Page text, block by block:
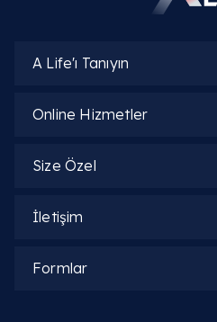
A Life'ı Tanıyın
Online Hizmetler
Size Özel
İletişim
Formlar